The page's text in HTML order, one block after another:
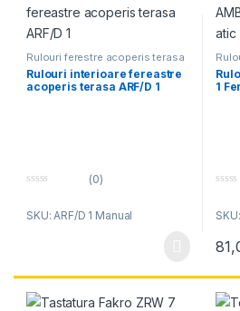
Rulouri ferestre acoperis terasa
Rulouri interioare fereastre
acoperis terasa ARF/D 1
u
(0)
SKU: ARF/D 1 Manual
1
u
f